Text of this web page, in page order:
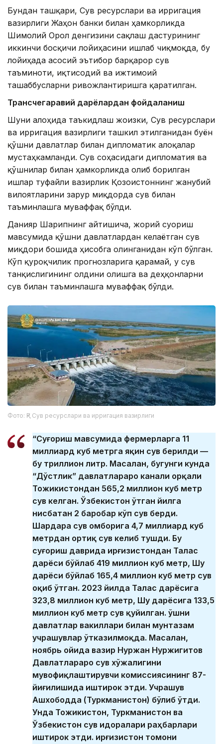
Бундан ташқари, Сув ресурслари ва ирригация
вазирлиги Жаҳон банки билан ҳамкорликда
Шимолий Орол денгизини сақлаш дастурининг
иккинчи босқичи лойиҳасини ишлаб чиқмоқда, бу
лойиҳада асосий эътибор барқарор сув
таъминоти, иқтисодий ва ижтимоий
ташаббусларни ривожлантиришга қаратилган.
Трансчегаравий дарёлардан фойдаланиш
Шуни алоҳида таъкидлаш жоизки, Сув ресурслари
ва ирригация вазирлиги ташкил этилганидан буён
қўшни давлатлар билан дипломатик алоқалар
мустаҳкамланди. Сув соҳасидаги дипломатия ва
қўшнилар билан ҳамкорликда олиб борилган
ишлар туфайли вазирлик Қозоғистоннинг жанубий
вилоятларини зарур миқдорда сув билан
таъминлашга муваффақ бўлди.
Данияр Шарипнинг айтишича, жорий суғориш
мавсумида қўшни давлатлардан келаётган сув
миқдори бошида ҳисобга олинганидан кўп бўлган.
Кўп қурғоқчилик прогнозларига қарамай, у сув
танқислигининг олдини олишга ва деҳқонларни
сув билан таъминлашга муваффақ бўлди.
Фото: ҚР Сув ресурслари ва ирригация вазирлиги
“Суғориш мавсумида фермерларга 11
миллиард куб метрга яқин сув берилди —
бу триллион литр. Масалан, бугунги кунда
“Дўстлик” давлатлараро канали орқали
Тожикистондан 565,2 миллион куб метр
сув келган. Ўзбекистон ўтган йилга
нисбатан 2 баробар кўп сув берди.
Шардара сув омборига 4,7 миллиард куб
метрдан ортиқ сув келиб тушди. Бу
суғориш даврида Қирғизистондан Талас
дарёси бўйлаб 419 миллион куб метр, Шу
дарёси бўйлаб 165,4 миллион куб метр сув
оқиб ўтган. 2023 йилда Талас дарёсига
323,8 миллион куб метр, Шу дарёсига 133,5
миллион куб метр сув қуйилган. Қўшни
давлатлар вакиллари билан мунтазам
учрашувлар ўтказилмоқда. Масалан,
ноябрь ойида вазир Нуржан Нуржигитов
Давлатлараро сув хўжалигини
мувофиқлаштирувчи комиссиясининг 87-
йиғилишида иштирок этди. Учрашув
Ашхободда (Туркманистон) бўлиб ўтди.
Унда Тожикистон, Туркманистон ва
Ўзбекистон сув идоралари раҳбарлари
иштирок этди. Қирғизистон томони